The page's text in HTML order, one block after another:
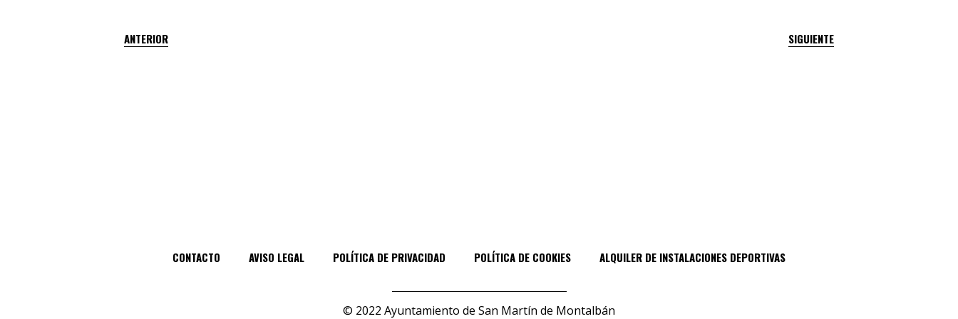
ANTERIOR SIGUIENTE
CONTACTO AVISO LEGAL POLÍTICA DE PRIVACIDAD POLÍTICA DE COOKIES ALQUILER DE INSTALACIONES DEPORTIVAS
© 2022 Ayuntamiento de San Martín de Montalbán